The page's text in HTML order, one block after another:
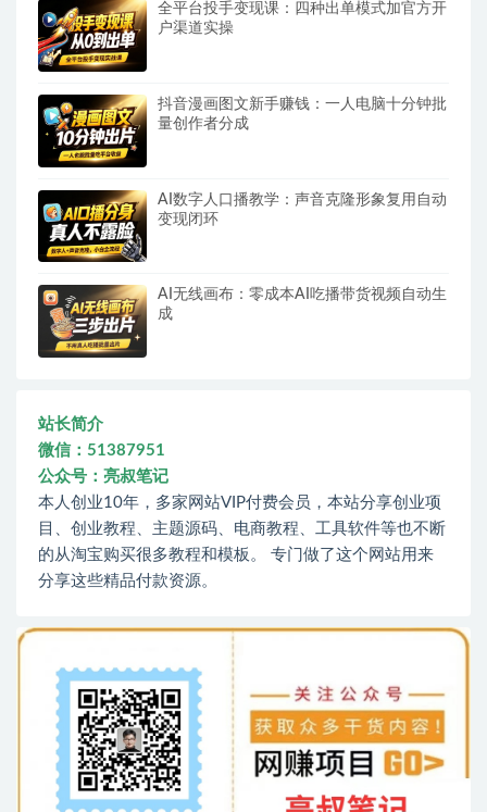
全平台投手变现课：四种出单模式加官方开
户渠道实操
抖音漫画图文新手赚钱：一人电脑十分钟批
量创作者分成
AI数字人口播教学：声音克隆形象复用自动
变现闭环
AI无线画布：零成本AI吃播带货视频自动生
成
站长简介
微信：51387951
公众号：亮叔笔记
本人创业10年，多家网站VIP付费会员，本站分享创业项
目、创业教程、主题源码、电商教程、工具软件等也不断
的从淘宝购买很多教程和模板。 专门做了这个网站用来
分享这些精品付款资源。